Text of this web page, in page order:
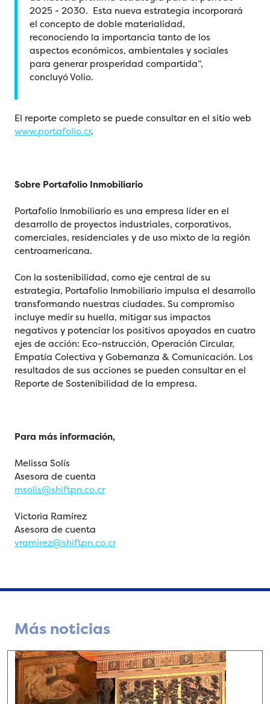
2025 - 2030. Esta nueva estrategia incorporará
el concepto de doble materialidad,
reconociendo la importancia tanto de los
aspectos económicos, ambientales y sociales
para generar prosperidad compartida”,
concluyó Volio.
El reporte completo se puede consultar en el sitio web
www.portafolio.cr.
Sobre Portafolio Inmobiliario
Portafolio Inmobiliario es una empresa líder en el
desarrollo de proyectos industriales, corporativos,
comerciales, residenciales y de uso mixto de la región
centroamericana.
Con la sostenibilidad, como eje central de su
estrategia, Portafolio Inmobiliario impulsa el desarrollo
transformando nuestras ciudades. Su compromiso
incluye medir su huella, mitigar sus impactos
negativos y potenciar los positivos apoyados en cuatro
ejes de acción: Eco-nstrucción, Operación Circular,
Empatía Colectiva y Gobernanza & Comunicación. Los
resultados de sus acciones se pueden consultar en el
Reporte de Sostenibilidad de la empresa.
Para más información,
Melissa Solís
Asesora de cuenta
msolis@shiftpn.co.cr
Victoria Ramírez
Asesora de cuenta
vramirez@shiftpn.co.cr
Más noticias